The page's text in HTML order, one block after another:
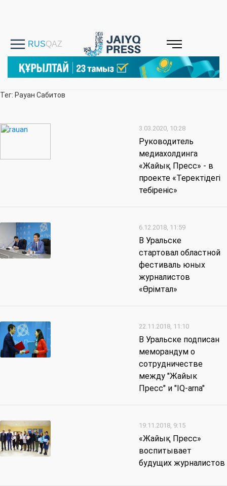
Тег: Рауан Сабитов
3.03.2020, 10:28
Руководитель
медиахолдинга
«Жайық Пресс» - в
проекте «Теректідегі
тебіреніс»
6.12.2018, 11:59
В Уральске
стартовал областной
фестиваль юных
журналистов
«Өрімтал»
22.11.2018, 11:10
В Уральске подписан
меморандум о
сотрудничестве
между "Жайык
Пресс" и "IQ-arna"
19.11.2018, 9:15
«Жайық Пресс»
воспитывает
будущих журналистов